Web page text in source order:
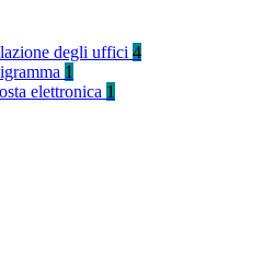
degli uffici 4
1
elettronica 1